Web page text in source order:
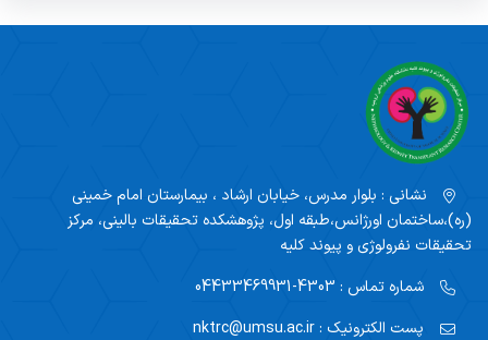
نشانی : بلوار مدرس، خیابان ارشاد ، بیمارستان امام خمینی
(ره)،ساختمان اورژانس،طبقه اول، پژوهشکده تحقیقات بالینی، مرکز
تحقیقات نفرولوژی و پیوند کلیه
شماره تماس : 4303-04433469931
پست الکترونیک :nktrc@umsu.ac.ir